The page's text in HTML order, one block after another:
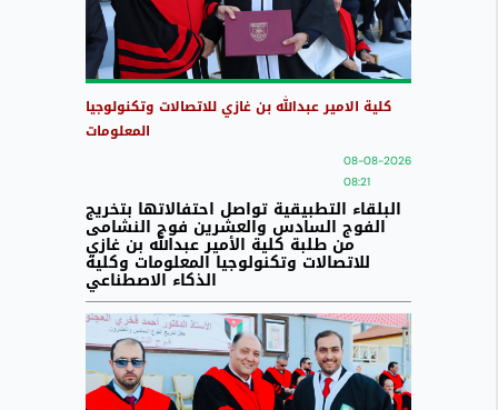
كلية الامير عبدالله بن غازي للاتصالات وتكنولوجيا
المعلومات
08-08-2026
08:21
البلقاء التطبيقية تواصل احتفالاتها بتخريج
الفوج السادس والعشرين فوج النشامى
من طلبة كلية الأمير عبدالله بن غازي
للاتصالات وتكنولوجيا المعلومات وكلية
الذكاء الاصطناعي